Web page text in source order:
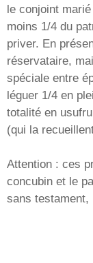
le conjoint
moins 1/4 du
priver. En
réservataire,
spéciale entre
léguer 1/4 en
totalité en
(qui la
Attention : ces
concubin et le
sans testament,